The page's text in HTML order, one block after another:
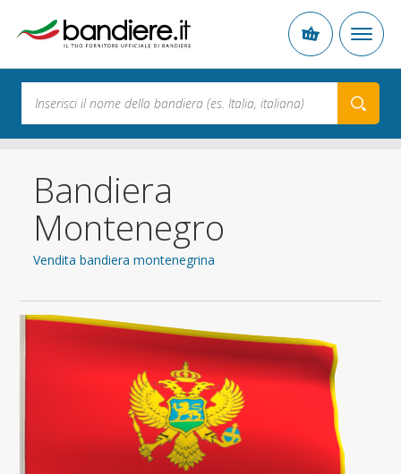
Bandiera
Montenegro
Vendita bandiera montenegrina